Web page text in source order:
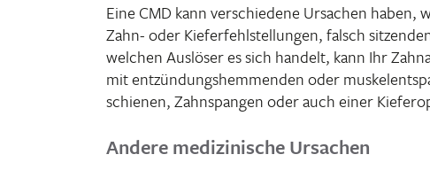
Eine CMD kann verschie­dene Ursa­chen haben,
Zahn- oder Kiefer­fehl­stel­lungen, falsch
welchen Auslöser es sich handelt, kann Ihr
mit entzün­dungs­hem­menden oder
schienen, Zahn­spangen oder auch einer
Andere medizinische Ursachen